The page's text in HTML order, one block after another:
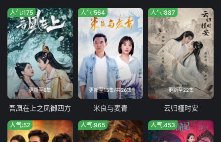
第31集 第32集
第33集 第34集
第35集 第36集
第37集 第38集
第39集 第40集
备用播放源
更新至6集
人气:175
吾凰在上之凤御四方
更新至15集/共26集
人气:564
米良与麦青
更新至22集
人气:887
云归槿时安
人气:52 人气:965 人气:453